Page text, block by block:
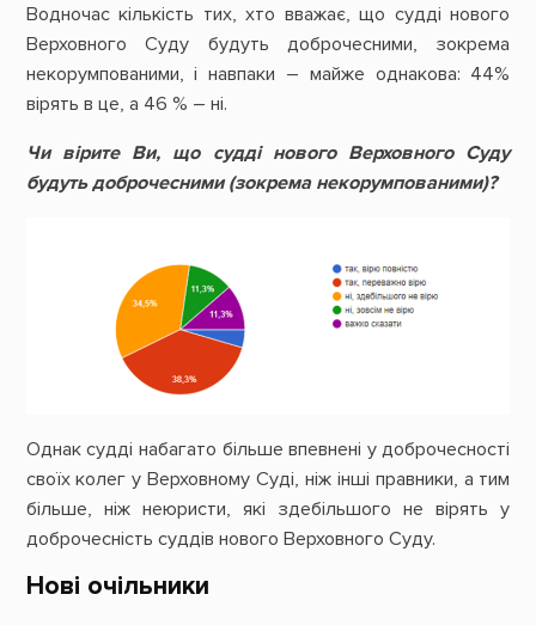
Водночас кількість тих, хто вважає, що судді нового
Верховного Суду будуть доброчесними, зокрема
некорумпованими, і навпаки – майже однакова: 44%
вірять в це, а 46 % – ні.
Чи вірите Ви, що судді нового Верховного Суду
будуть доброчесними (зокрема некорумпованими)?
Однак судді набагато більше впевнені у доброчесності
своїх колег у Верховному Суді, ніж інші правники, а тим
більше, ніж неюристи, які здебільшого не вірять у
доброчесність суддів нового Верховного Суду.
Нові очільники